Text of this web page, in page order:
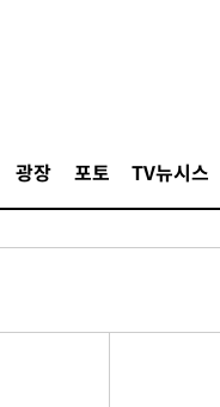
광장 포토 TV뉴시스